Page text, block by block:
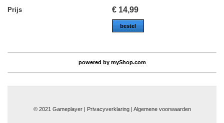
Prijs
€ 14,99
bestel
powered by myShop.com
© 2021 Gameplayer | Privacyverklaring | Algemene voorwaarden